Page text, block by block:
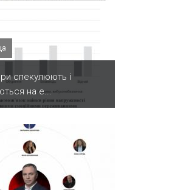
спекулюють і
на е...